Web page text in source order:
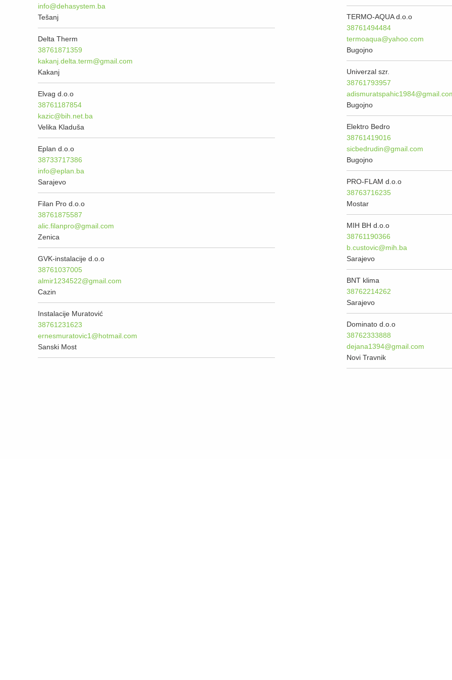
info@dehasystem.ba
Tešanj
Delta Therm
38761871359
kakanj.delta.term@gmail.com
Kakanj
Elvag d.o.o
38761187854
kazic@bih.net.ba
Velika Kladuša
Eplan d.o.o
38733717386
info@eplan.ba
Sarajevo
Filan Pro d.o.o
38761875587
alic.filanpro@gmail.com
Zenica
GVK-instalacije d.o.o
38761037005
almir1234522@gmail.com
Cazin
Instalacije Muratović
38761231623
ernesmuratovic1@hotmail.com
Sanski Most
TERMO-AQUA d.o.o
38761494484
termoaqua@yahoo.com
Bugojno
Univerzal szr.
38761793957
Bugojno
Elektro Bedro
38761419016
sicbedrudin@gmail.com
Bugojno
PRO-FLAM d.o.o
38763716235
Mostar
MIH BH d.o.o
38761190366
b.custovic@mih.ba
Sarajevo
BNT klima
38762214262
Sarajevo
Dominato d.o.o
38762333888
dejana1394@gmail.com
Novi Travnik